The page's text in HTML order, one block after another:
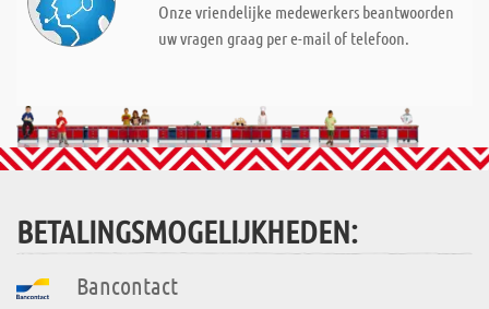
Onze vriendelijke medewerkers beantwoorden
uw vragen graag per e-mail of telefoon.
BETALINGSMOGELIJKHEDEN:
Bancontact